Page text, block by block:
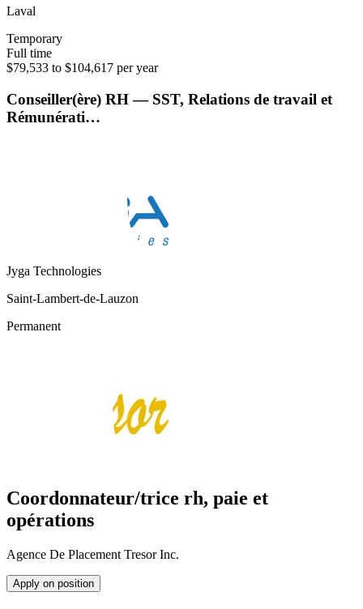
Laval
Temporary
Full time
$79,533 to $104,617 per year
Conseiller(ère) RH — SST, Relations de travail et
Rémunérati…
Jyga Technologies
Saint-Lambert-de-Lauzon
Permanent
Coordonnateur/trice rh, paie et
opérations
Agence De Placement Tresor Inc.
Apply on position